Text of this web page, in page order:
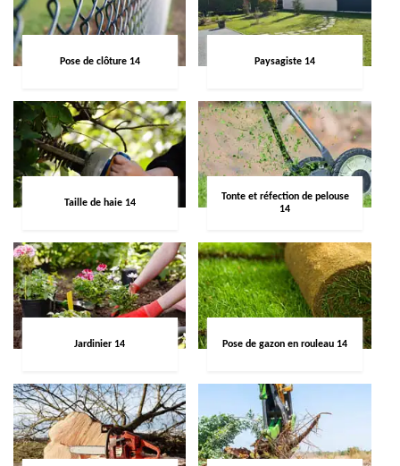
Pose de clôture 14 Paysagiste 14
Taille de haie 14
Tonte et réfection de pelouse
14
Jardinier 14 Pose de gazon en rouleau 14